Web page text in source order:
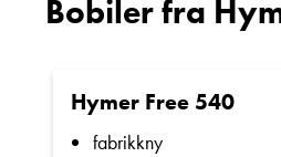
Bobiler fra
Hymer Free 540
fabrikkny